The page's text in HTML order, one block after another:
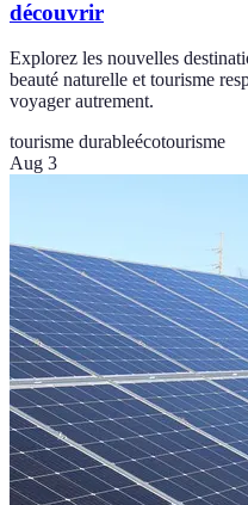
découvrir
Explorez les nouvelles
beauté naturelle et tourisme
voyager autrement.
tourisme durableécotourisme
Aug 3